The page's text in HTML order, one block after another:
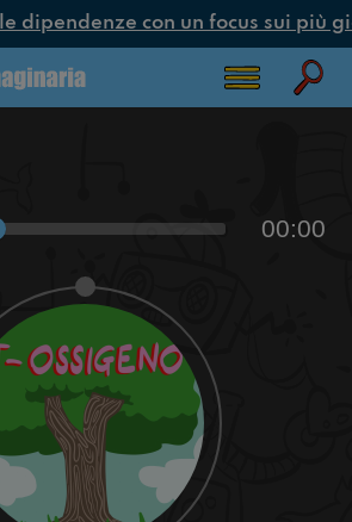
dipendenze con un focus sui più
00:00